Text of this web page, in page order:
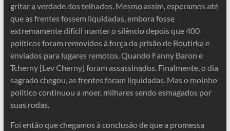
gritar a verdade dos telhados. Mesmo assim, esperamos até
que as frentes fossem liquidadas, embora fosse
extremamente difícil manter o silêncio depois que 400
políticos foram removidos à força da prisão de Boutirka e
enviados para lugares remotos. Quando Fanny Baron e
Tcherny [Lev Cherny] foram assassinados. Finalmente, o dia
sagrado chegou, as frentes foram liquidadas. Mas o moinho
político continuou a moer, milhares sendo esmagados por
suas rodas.
Foi então que chegamos à conclusão de que a promessa